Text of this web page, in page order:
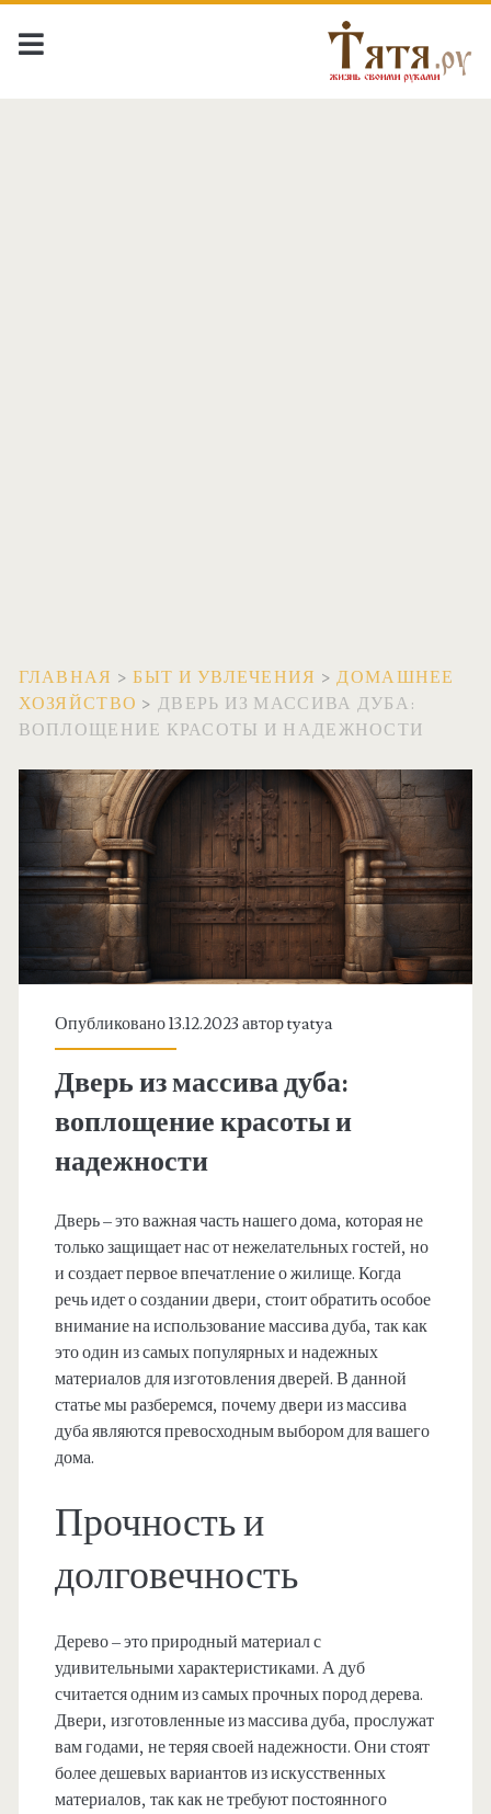
ГЛАВНАЯ >БЫТ И УВЛЕЧЕНИЯ >ДОМАШНЕЕ
ХОЗЯЙСТВО > ДВЕРЬ ИЗ МАССИВА ДУБА:
ВОПЛОЩЕНИЕ КРАСОТЫ И НАДЕЖНОСТИ
Опубликовано 13.12.2023 авторtyatya
Дверь из массива дуба:
воплощение красоты и
надежности
Дверь – это важная часть нашего дома, которая не
только защищает нас от нежелательных гостей, но
и создает первое впечатление о жилище. Когда
речь идет о создании двери, стоит обратить особое
внимание на использование массива дуба, так как
это один из самых популярных и надежных
материалов для изготовления дверей. В данной
статье мы разберемся, почему двери из массива
дуба являются превосходным выбором для вашего
дома.
Прочность и
долговечность
Дерево – это природный материал с
удивительными характеристиками. А дуб
считается одним из самых прочных пород дерева.
Двери, изготовленные из массива дуба, прослужат
вам годами, не теряя своей надежности. Они стоят
более дешевых вариантов из искусственных
материалов, так как не требуют постоянного